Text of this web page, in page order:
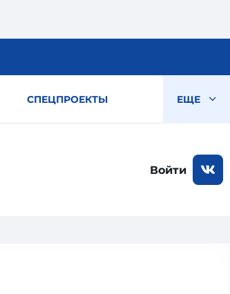
СПЕЦПРОЕКТЫ ЕЩЕ
Войти